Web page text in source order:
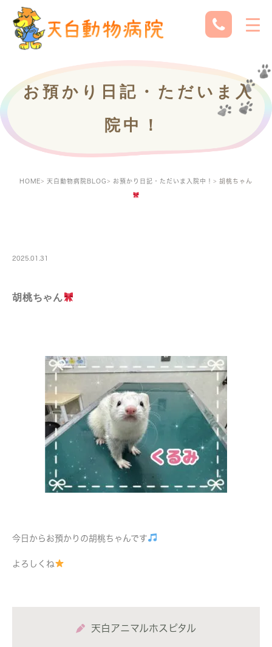
お預かり日記・ただいま入
院中！
HOME 天白動物病院BLOG お預かり日記・ただいま入院中！ 胡桃ちゃん
2025.01.31
胡桃ちゃん
今日からお預かりの胡桃ちゃんです
よろしくね
天白アニマルホスピタル